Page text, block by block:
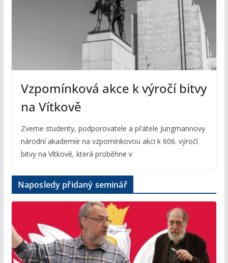
Vzpomínková akce k výročí bitvy
na Vítkově
Zveme studenty, podporovatele a přátele Jungmannovy
národní akademie na vzpomínkovou akci k 606. výročí
bitvy na Vítkově, která proběhne v
Naposledy přidaný seminář